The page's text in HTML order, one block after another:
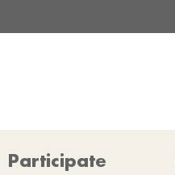
Participate